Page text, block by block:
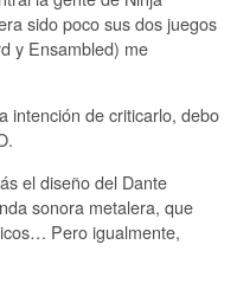
sido poco sus dos juegos
y Ensambled) me
intención de criticarlo, debo
el diseño del Dante
sonora metalera, que
Pero igualmente,